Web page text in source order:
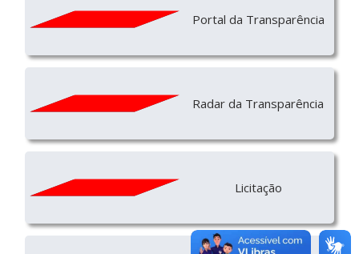
Portal da Transparência
Radar da Transparência
Licitação